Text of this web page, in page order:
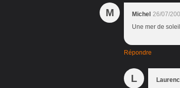
M Michel 26/07/
Une mer de
Répondre
L